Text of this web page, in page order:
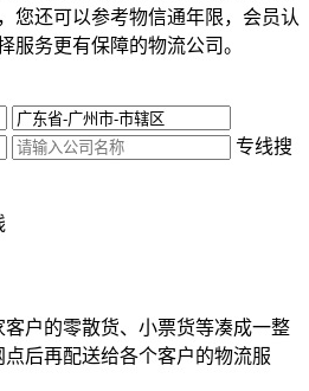
您还可以参考物信通年限，会员认
服务更有保障的物流公司。
专线搜
户的零散货、小票货等凑成一整
后再配送给各个客户的物流服